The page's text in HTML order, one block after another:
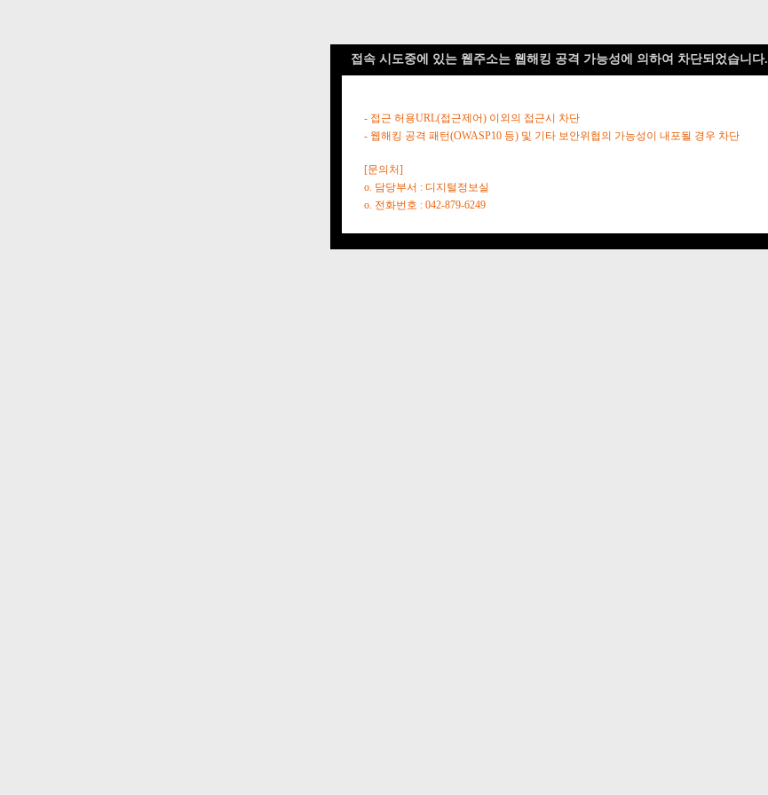
접속 시도중에 있는 웹주소는 웹해킹 공격 가능성에 의하여 차단되었습니다.
- 접근 허용URL(접근제어) 이외의 접근시 차단
- 웹해킹 공격 패턴(OWASP10 등) 및 기타 보안위협의 가능성이 내포될 경우 차단
[문의처]
o. 담당부서 : 디지털정보실
o. 전화번호 : 042-879-6249